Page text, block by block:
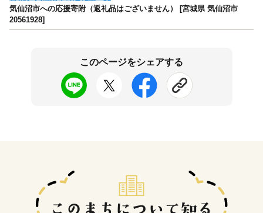
気仙沼市への応援寄附（返礼品はございません） [宮城県 気仙沼市
20561928]
このページをシェアする